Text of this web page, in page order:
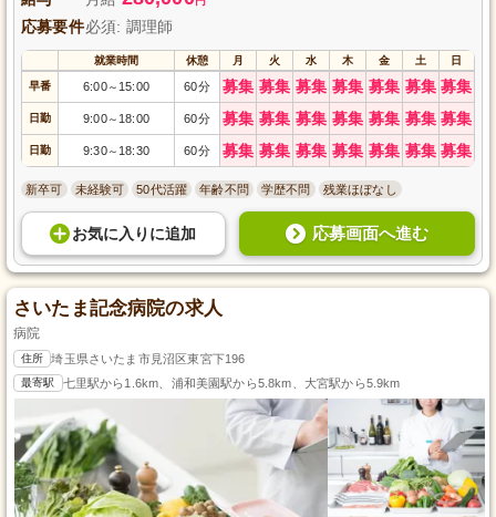
応募要件必須: 調理師
就業時間 休憩 月 火 水 木 金 土 日
早番 6:00～ 15:00 60分 募集 募集 募集 募集 募集 募集 募集
日勤 9:00～ 18:00 60分 募集 募集 募集 募集 募集 募集 募集
日勤 9:30～ 18:30 60分 募集 募集 募集 募集 募集 募集 募集
新卒可 未経験可 50代活躍 年齢不問 学歴不問 残業ほぼなし
お気に入り に追加 応募画面へ進む
さいたま記念病院の求人
病院
住所 埼玉県さいたま市見沼区東宮下196
最寄駅 七里駅から1.6km、浦和美園駅から5.8km、大宮駅から5.9km